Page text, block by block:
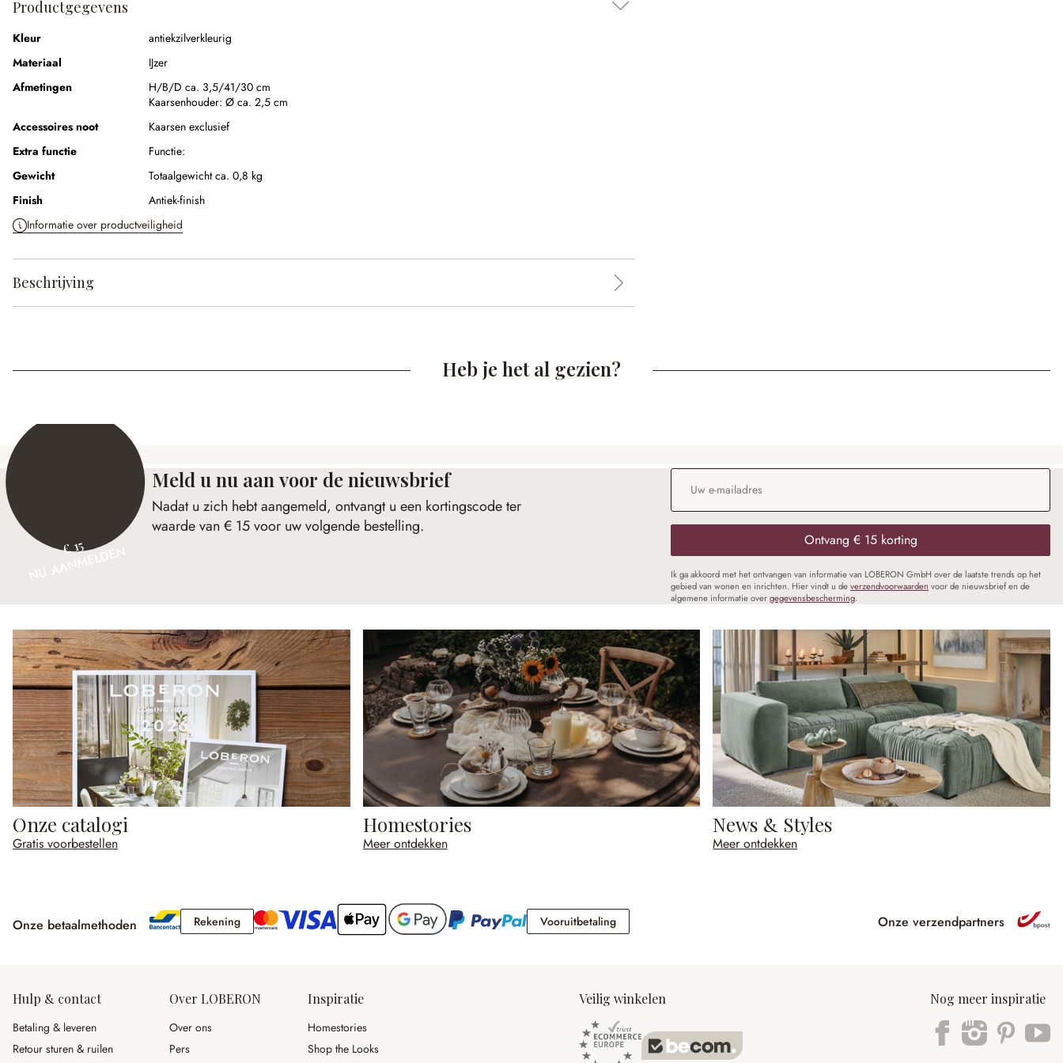
Productgegevens
Kleur
antiekzilverkleurig
Materiaal
IJzer
Afmetingen
H/B/D ca. 3,5/41/30 cm
Kaarsenhouder: Ø ca. 2,5 cm
Accessoires noot
Kaarsen exclusief
Extra functie
Functie:
Gewicht
Totaalgewicht ca. 0,8 kg
Finish
Antiek-finish
Informatie over productveiligheid
Beschrijving
Heb je het al gezien?
€ 15
NU AANMELDEN
Meld u nu aan voor de nieuwsbrief
Nadat u zich hebt aangemeld, ontvangt u een kortingscode ter
waarde van € 15 voor uw volgende bestelling.
E-mailadres
Ontvang € 15 korting
Ik ga akkoord met het ontvangen van informatie van LOBERON GmbH over de laatste trends op het
gebied van wonen en inrichten. Hier vindt u deverzendvoorwaarden voor de nieuwsbrief en de
algemene informatie overgegevensbescherming.
Onze catalogi
Gratis voorbestellen
Homestories
Meer ontdekken
News & Styles
Meer ontdekken
Onze betaalmethoden RekeningRekening VooruitbetalingVooruitbetaling Onze verzendpartners
Hulp & contact
Betaling & leveren
Retour sturen & ruilen
Over LOBERON
Over ons
Pers
Inspiratie
Homestories
Shop the Looks
Veilig winkelen Nog meer inspiratie